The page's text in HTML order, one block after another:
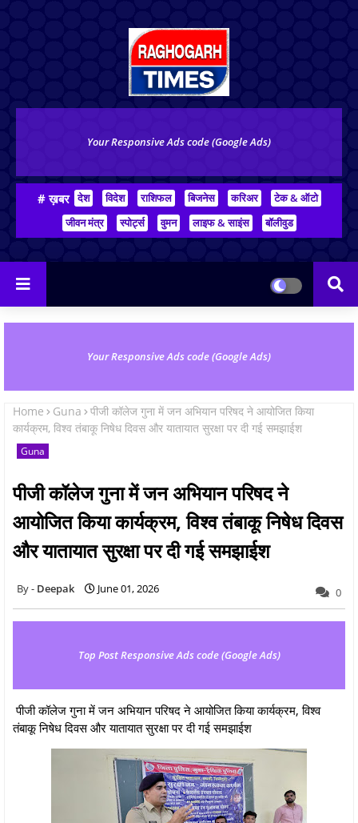
Your Responsive Ads code (Google Ads)
# ख़बर देश विदेश राशिफल बिजनेस करिअर
टेक & ऑटो
जीवन मंत्र
स्पोर्ट्स वुमन लाइफ & साइंस बॉलीवुड
Your Responsive Ads code (Google Ads)
Home Guna
पीजी कॉलेज गुना में जन अभियान परिषद ने आयोजित किया
कार्यक्रम, विश्व तंबाकू निषेध दिवस और यातायात सुरक्षा पर दी गई समझाईश
Guna
पीजी कॉलेज गुना में जन अभियान परिषद ने
आयोजित किया कार्यक्रम, विश्व तंबाकू निषेध दिवस
और यातायात सुरक्षा पर दी गई समझाईश
Deepak June 01, 2026 0
Top Post Responsive Ads code (Google Ads)
पीजी कॉलेज गुना में जन अभियान परिषद ने आयोजित किया कार्यक्रम, विश्व
तंबाकू निषेध दिवस और यातायात सुरक्षा पर दी गई समझाईश